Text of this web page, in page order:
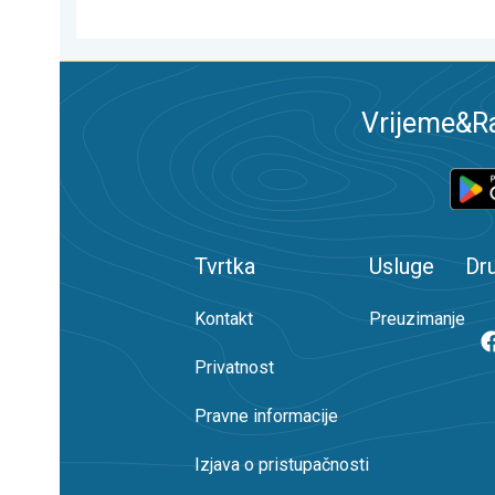
Tvrtka
Kontakt
Privatnost
Pravne informacije
Izjava o pristupačnosti
Usluge
Preuzimanje